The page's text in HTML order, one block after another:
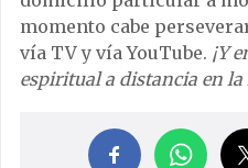
momento cabe
vía TV y vía YouTube. ¡Y
espiritual a distancia en